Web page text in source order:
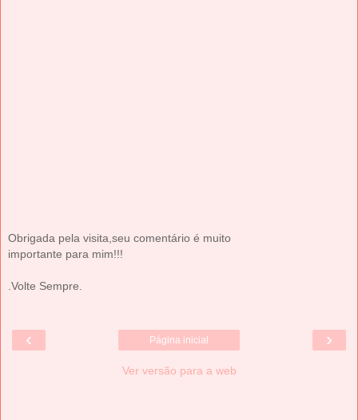
Obrigada pela visita,seu comentário é muito
importante para mim!!!
.Volte Sempre.
‹ ›
Página inicial
Ver versão para a web